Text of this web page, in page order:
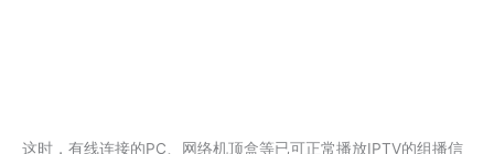
这时，有线连接的PC、网络机顶盒等已可正常播放IPTV的组播信